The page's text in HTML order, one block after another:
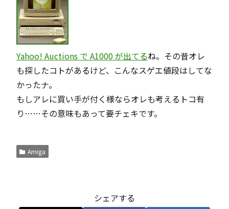
Yahoo! Auctions で A1000 が出てるね。その昔オレ
も探したコトがあるけど、こんなスゲエ値段はしてな
かったナ。
もしアレに買い手が付く様ならオレも考えるトコ有
り……その意味もあって要チェキです。
Amiga
シェアする